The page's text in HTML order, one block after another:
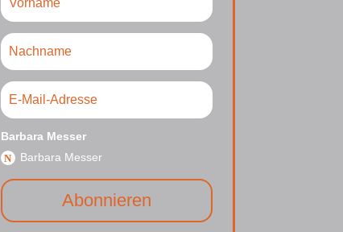
Barbara Messer
Barbara Messer
Abonnieren